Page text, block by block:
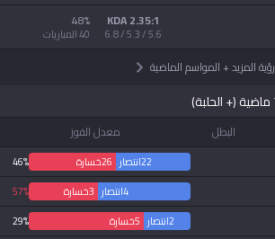
2.35:1 KDA
5.6 / 5.3 / 6.8
48%
40المباريات
رؤية المزيد+ المواسم الماضية
البطل
معدل الفوز
22انتصار 26خسارة 46%
4انتصار 3خسارة 57%
2انتصار 5خسارة 29%